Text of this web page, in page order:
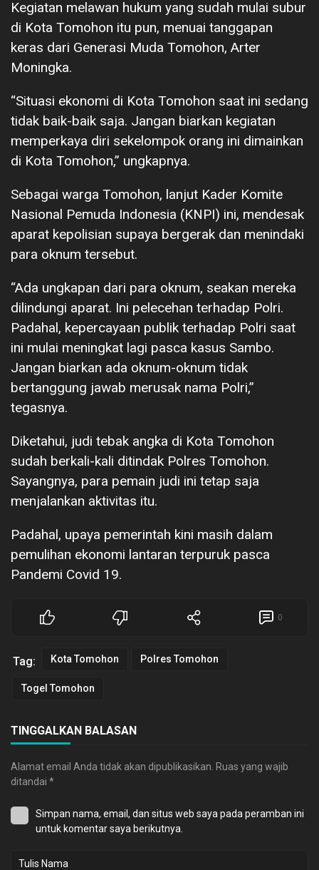
Kegiatan melawan hukum yang sudah mulai subur
di Kota Tomohon itu pun, menuai tanggapan
keras dari Generasi Muda Tomohon, Arter
Moningka.
“Situasi ekonomi di Kota Tomohon saat ini sedang
tidak baik-baik saja. Jangan biarkan kegiatan
memperkaya diri sekelompok orang ini dimainkan
di Kota Tomohon,” ungkapnya.
Sebagai warga Tomohon, lanjut Kader Komite
Nasional Pemuda Indonesia (KNPI) ini, mendesak
aparat kepolisian supaya bergerak dan menindaki
para oknum tersebut.
“Ada ungkapan dari para oknum, seakan mereka
dilindungi aparat. Ini pelecehan terhadap Polri.
Padahal, kepercayaan publik terhadap Polri saat
ini mulai meningkat lagi pasca kasus Sambo.
Jangan biarkan ada oknum-oknum tidak
bertanggung jawab merusak nama Polri,”
tegasnya.
Diketahui, judi tebak angka di Kota Tomohon
sudah berkali-kali ditindak Polres Tomohon.
Sayangnya, para pemain judi ini tetap saja
menjalankan aktivitas itu.
Padahal, upaya pemerintah kini masih dalam
pemulihan ekonomi lantaran terpuruk pasca
Pandemi Covid 19.
0
Tag: Kota Tomohon Polres Tomohon
Togel Tomohon
TINGGALKAN BALASAN
Alamat email Anda tidak akan dipublikasikan. Ruas yang wajib
ditandai *
Simpan nama, email, dan situs web saya pada peramban ini
untuk komentar saya berikutnya.